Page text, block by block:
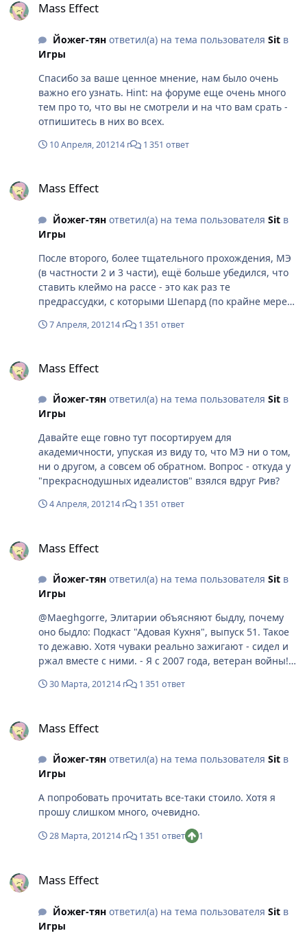
Mass Effect
Йожег-тянответил(а) на тема пользователя Sitв
Игры
Спасибо за ваше ценное мнение, нам было очень
важно его узнать. Hint: на форуме еще очень много
тем про то, что вы не смотрели и на что вам срать -
отпишитесь в них во всех.
10 Апреля, 201214 г 1 351 ответ
Mass Effect
Йожег-тянответил(а) на тема пользователя Sitв
Игры
После второго, более тщательного прохождения, МЭ
(в частности 2 и 3 части), ещё больше убедился, что
ставить клеймо на рассе - это как раз те
предрассудки, с которыми Шепард (по крайне мере
представители этой расы, и войну развязала лишь
Кориса, который изначально ставил всю эту
сомнение.
7 Апреля, 201214 г 1 351 ответ
Mass Effect
Йожег-тянответил(а) на тема пользователя Sitв
Игры
Давайте еще говно тут посортируем для
академичности, упуская из виду то, что МЭ ни о том,
ни о другом, а совсем об обратном. Вопрос - откуда у
"прекраснодушных идеалистов" взялся вдруг Рив?
4 Апреля, 201214 г 1 351 ответ
Mass Effect
Йожег-тянответил(а) на тема пользователя Sitв
Игры
@Maeghgorre, Элитарии объясняют быдлу, почему
оно быдло: Подкаст "Адовая Кухня", выпуск 51. Такое
то дежавю. Хотя чуваки реально зажигают - сидел и
ржал вместе с ними. - Я с 2007 года, ветеран войны!
Что вы себе позволяете! Я требую ответов на все
СУДЬБЕ!
30 Марта, 201214 г 1 351 ответ
Mass Effect
Йожег-тянответил(а) на тема пользователя Sitв
Игры
А попробовать прочитать все-таки стоило. Хотя я
прошу слишком много, очевидно.
28 Марта, 201214 г 1 351 ответ 1
Mass Effect
Йожег-тянответил(а) на тема пользователя Sitв
Игры